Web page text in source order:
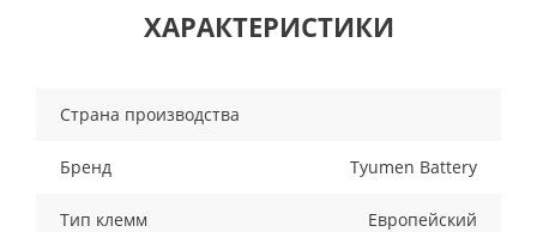
ХАРАКТЕРИСТИКИ
Страна производства
Бренд Tyumen Battery
Тип клемм Европейский